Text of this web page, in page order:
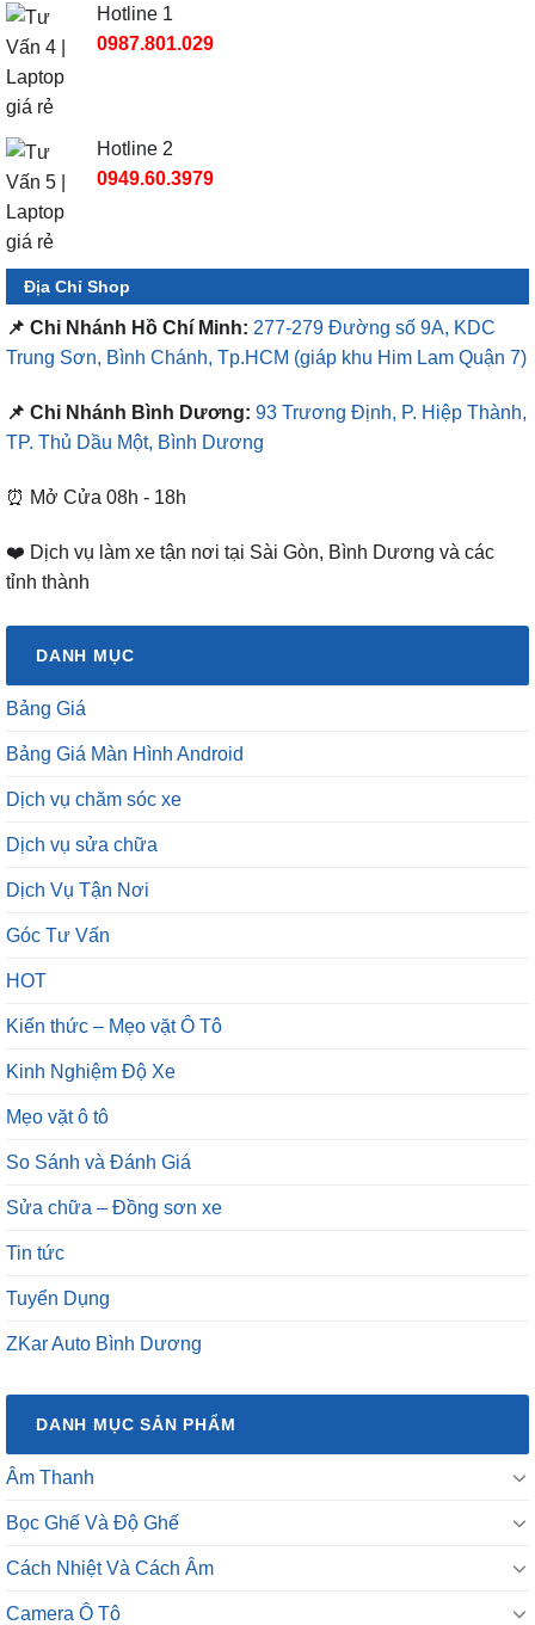
Hotline 1
0987.801.029
Hotline 2
0949.60.3979
Địa Chỉ Shop
📌 Chi Nhánh Hồ Chí Minh: 277-279 Đường số 9A, KDC
Trung Sơn, Bình Chánh, Tp.HCM (giáp khu Him Lam Quận 7)
📌 Chi Nhánh Bình Dương: 93 Trương Định, P. Hiệp Thành,
TP. Thủ Dầu Một, Bình Dương
⏰ Mở Cửa 08h - 18h
❤️ Dịch vụ làm xe tận nơi tại Sài Gòn, Bình Dương và các
tỉnh thành
DANH MỤC
Bảng Giá
Bảng Giá Màn Hình Android
Dịch vụ chăm sóc xe
Dịch vụ sửa chữa
Dịch Vụ Tận Nơi
Góc Tư Vấn
HOT
Kiến thức – Mẹo vặt Ô Tô
Kinh Nghiệm Độ Xe
Mẹo vặt ô tô
So Sánh và Đánh Giá
Sửa chữa – Đồng sơn xe
Tin tức
Tuyển Dụng
ZKar Auto Bình Dương
DANH MỤC SẢN PHẨM
Âm Thanh
Bọc Ghế Và Độ Ghế
Cách Nhiệt Và Cách Âm
Camera Ô Tô